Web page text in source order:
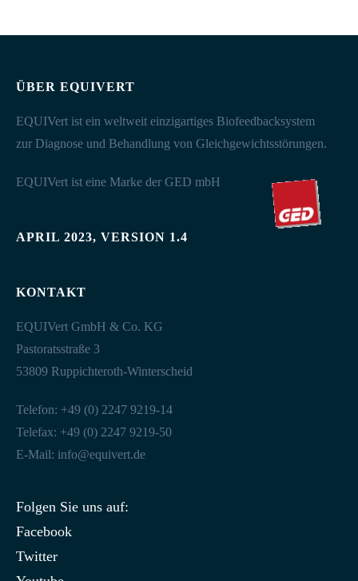
ÜBER EQUIVERT
EQUIVert ist ein weltweit einzigartiges Biofeedbacksystem
zur Diagnose und Behandlung von Gleichgewichtsstörungen.
EQUIVert ist eine Marke der GED mbH
APRIL 2023, VERSION 1.4
KONTAKT
EQUIVert GmbH & Co. KG
Pastoratsstraße 3
53809 Ruppichteroth-Winterscheid
Telefon: +49 (0) 2247 9219-14
Telefax: +49 (0) 2247 9219-50
E-Mail: info@equivert.de
Folgen Sie uns auf:
Facebook
Twitter